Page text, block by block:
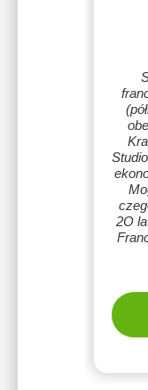
2O
nie) są